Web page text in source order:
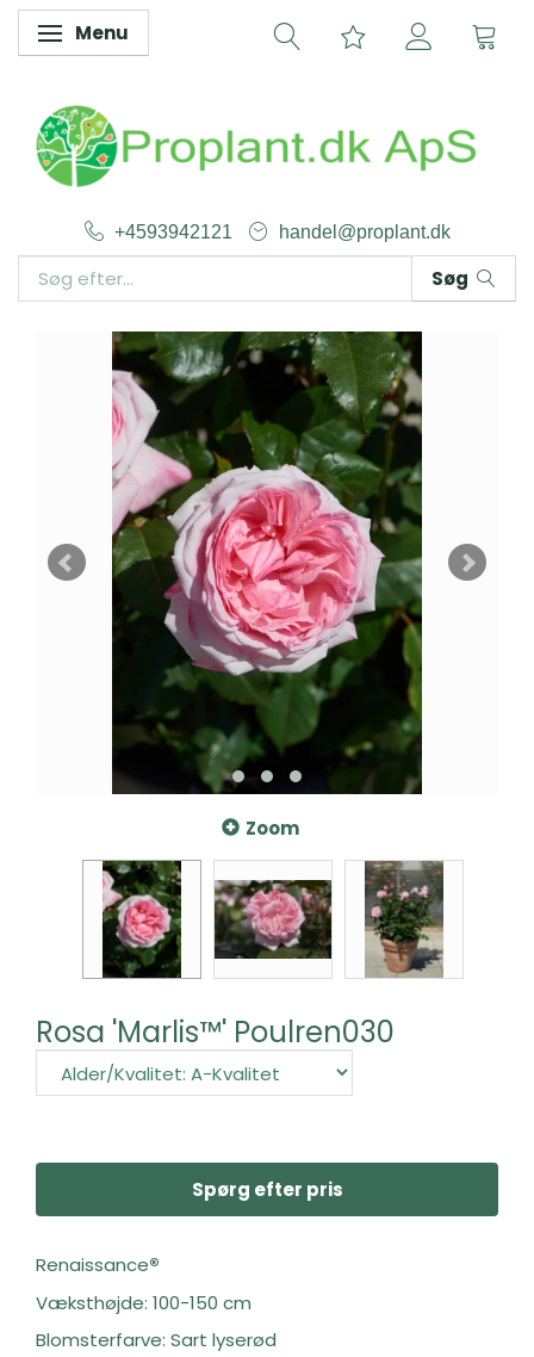
Skifte navigation
Menu
+4593942121 handel@proplant.dk
Søg
Zoom
Rosa 'Marlis™' Poulren030
Spørg efter pris
Renaissance®
Væksthøjde: 100-150 cm
Blomsterfarve: Sart lyserød